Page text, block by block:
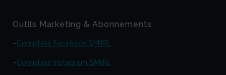
Outils Marketing & Abonnements
–Compteur Facebook SMIIRL
–Compteur Instagram SMIIRL